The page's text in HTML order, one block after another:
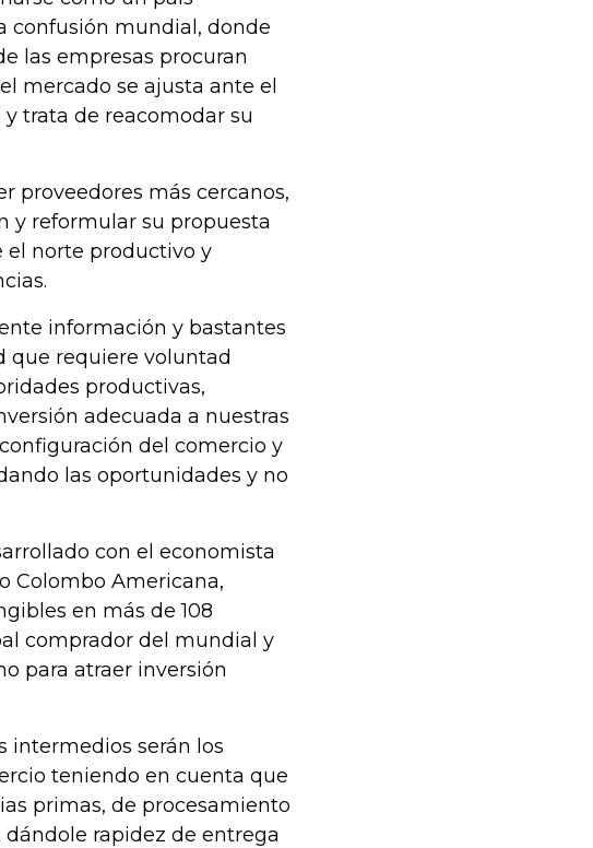
confusión mundial, donde
las empresas procuran
mercado se ajusta ante el
trata de reacomodar su
proveedores más cercanos,
y reformular su propuesta
el norte productivo y
información y bastantes
que requiere voluntad
productivas,
adecuada a nuestras
del comercio y
las oportunidades y no
con el economista
Colombo Americana,
en más de 108
comprador del mundial y
para atraer inversión
intermedios serán los
teniendo en cuenta que
primas, de procesamiento
rapidez de entrega